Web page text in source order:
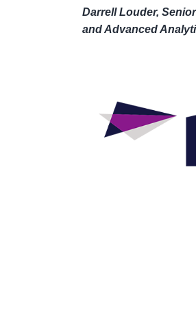
Darrell Louder,
and Advanced